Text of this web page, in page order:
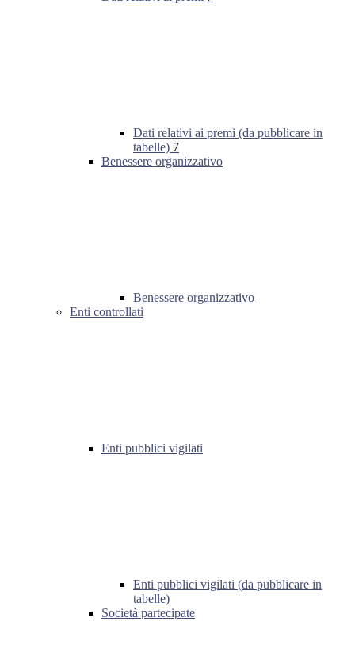
Dati relativi ai premi (da pubblicare in
tabelle) 7
Benessere organizzativo
Benessere organizzativo
Enti controllati
Enti pubblici vigilati
Enti pubblici vigilati (da pubblicare in
tabelle)
Società partecipate